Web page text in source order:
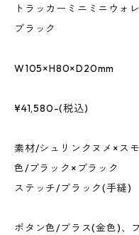
トラッカーミニミニウォ
ブラック
W105×H80×D20mm
¥41,580-(税込)
素材/シュリンクヌメ×ス
色/ブラック×ブラック
ステッチ/ブラック(手縫)
ボタン色/ブラス(金色)、